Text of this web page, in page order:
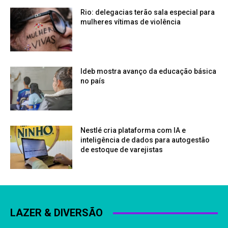
Rio: delegacias terão sala especial para
mulheres vítimas de violência
Ideb mostra avanço da educação básica
no país
Nestlé cria plataforma com IA e
inteligência de dados para autogestão
de estoque de varejistas
LAZER & DIVERSÃO